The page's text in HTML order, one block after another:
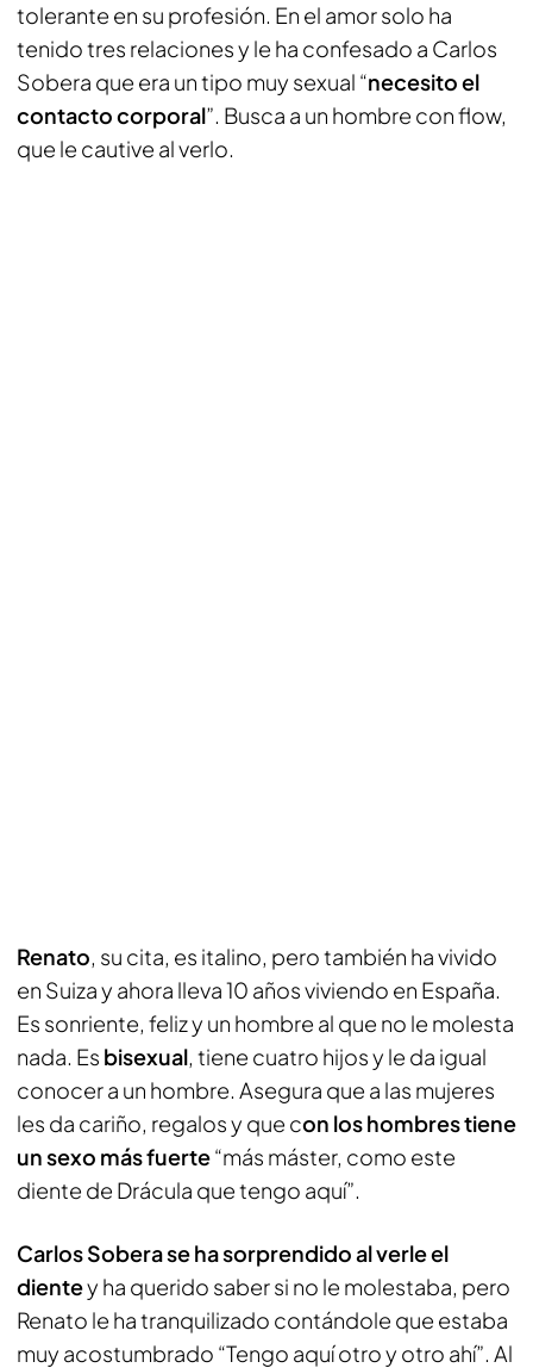
tolerante en su profesión. En el amor solo ha
tenido tres relaciones y le ha confesado a Carlos
Sobera que era un tipo muy sexual “necesito el
contacto corporal”. Busca a un hombre con flow,
que le cautive al verlo.
Renato, su cita, es italino, pero también ha vivido
en Suiza y ahora lleva 10 años viviendo en España.
Es sonriente, feliz y un hombre al que no le molesta
nada. Es bisexual, tiene cuatro hijos y le da igual
conocer a un hombre. Asegura que a las mujeres
les da cariño, regalos y que con los hombres tiene
un sexo más fuerte“más máster, como este
diente de Drácula que tengo aquí”.
Carlos Sobera se ha sorprendido al verle el
dientey ha querido saber si no le molestaba, pero
Renato le ha tranquilizado contándole que estaba
muy acostumbrado “Tengo aquí otro y otro ahí”. Al